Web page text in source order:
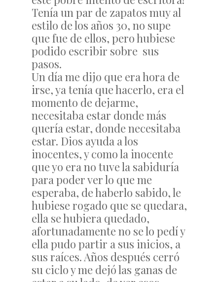
Tenía un par de zapatos muy al
estilo de los años 30, no supe
que fue de ellos, pero hubiese
podido escribir sobre sus
pasos.
Un día me dijo que era hora de
irse, ya tenía que hacerlo, era el
momento de dejarme,
necesitaba estar donde más
quería estar, donde necesitaba
estar. Dios ayuda a los
inocentes, y como la inocente
que yo era no tuve la sabiduría
para poder ver lo que me
esperaba, de haberlo sabido, le
hubiese rogado que se quedara,
ella se hubiera quedado,
afortunadamente no se lo pedí y
ella pudo partir a sus inicios, a
sus raíces. Años después cerró
su ciclo y me dejó las ganas de